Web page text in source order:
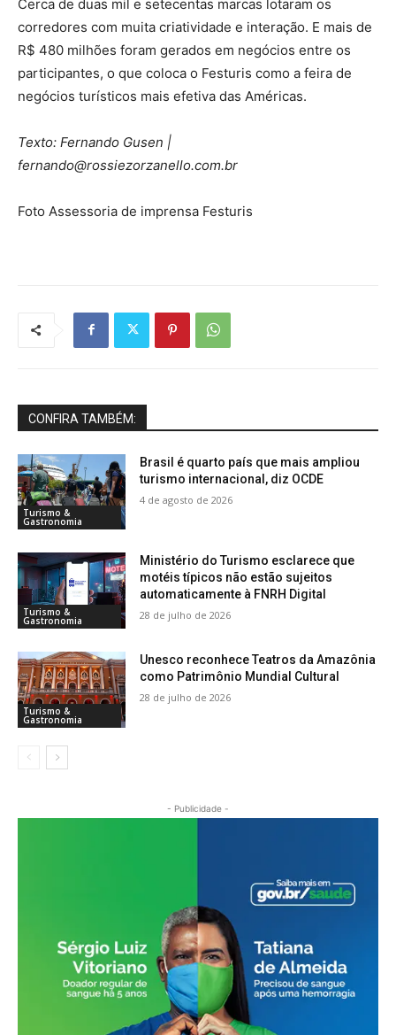
Cerca de duas mil e setecentas marcas lotaram os
corredores com muita criatividade e interação. E mais de
R$ 480 milhões foram gerados em negócios entre os
participantes, o que coloca o Festuris como a feira de
negócios turísticos mais efetiva das Américas.
Texto: Fernando Gusen |
fernando@rossiezorzanello.com.br
Foto Assessoria de imprensa Festuris
CONFIRA TAMBÉM:
Turismo &
Gastronomia
Brasil é quarto país que mais ampliou
turismo internacional, diz OCDE
4 de agosto de 2026
Turismo &
Gastronomia
Ministério do Turismo esclarece que
motéis típicos não estão sujeitos
automaticamente à FNRH Digital
28 de julho de 2026
Turismo &
Gastronomia
Unesco reconhece Teatros da Amazônia
como Patrimônio Mundial Cultural
28 de julho de 2026
- Publicidade -